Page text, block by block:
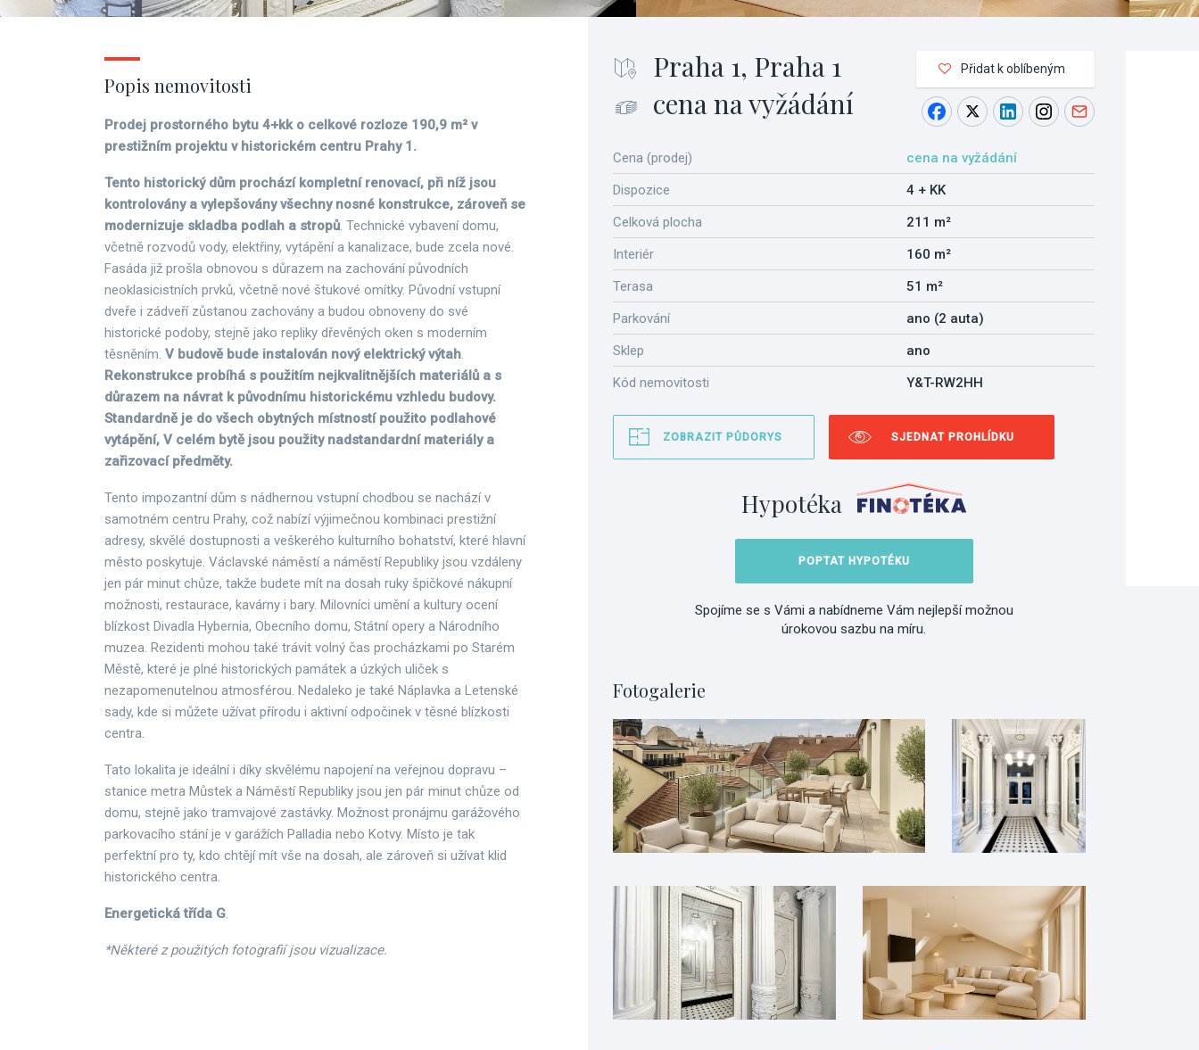
Praha 1, Praha 1
cena na vyžádání
Přidat k oblíbeným
Cena (prodej)
cena na vyžádání
Dispozice
4 + KK
Celková plocha
211 m²
Interiér
160 m²
Terasa
51 m²
Parkování
ano (2 auta)
Sklep
ano
Kód nemovitosti
Y&T-RW2HH
ZOBRAZIT PŮDORYS SJEDNAT PROHLÍDKU
Hypotéka
POPTAT HYPOTÉKU
Spojíme se s Vámi a nabídneme Vám nejlepší možnou
úrokovou sazbu na míru.
Fotogalerie
Popis nemovitosti
Prodej prostorného bytu 4+kk o celkové rozloze 190,9 m² v
prestižním projektu v historickém centru Prahy 1.
Tento historický dům prochází kompletní renovací, při níž jsou
kontrolovány a vylepšovány všechny nosné konstrukce, zároveň se
modernizuje skladba podlah a stropů. Technické vybavení domu,
včetně rozvodů vody, elektřiny, vytápění a kanalizace, bude zcela nové.
Fasáda již prošla obnovou s důrazem na zachování původních
neoklasicistních prvků, včetně nové štukové omítky. Původní vstupní
dveře i zádveří zůstanou zachovány a budou obnoveny do své
historické podoby, stejně jako repliky dřevěných oken s moderním
těsněním. V budově bude instalován nový elektrický výtah.
Rekonstrukce probíhá s použitím nejkvalitnějších materiálů a s
důrazem na návrat k původnímu historickému vzhledu budovy.
Standardně je do všech obytných místností použito podlahové
vytápění, V celém bytě jsou použity nadstandardní materiály a
zařizovací předměty.
Tento impozantní dům s nádhernou vstupní chodbou se nachází v
samotném centru Prahy, což nabízí výjimečnou kombinaci prestižní
adresy, skvělé dostupnosti a veškerého kulturního bohatství, které hlavní
město poskytuje. Václavské náměstí a náměstí Republiky jsou vzdáleny
jen pár minut chůze, takže budete mít na dosah ruky špičkové nákupní
možnosti, restaurace, kavárny i bary. Milovníci umění a kultury ocení
blízkost Divadla Hybernia, Obecního domu, Státní opery a Národního
muzea. Rezidenti mohou také trávit volný čas procházkami po Starém
Městě, které je plné historických památek a úzkých uliček s
nezapomenutelnou atmosférou. Nedaleko je také Náplavka a Letenské
sady, kde si můžete užívat přírodu i aktivní odpočinek v těsné blízkosti
centra.
Tato lokalita je ideální i díky skvělému napojení na veřejnou dopravu –
stanice metra Můstek a Náměstí Republiky jsou jen pár minut chůze od
domu, stejně jako tramvajové zastávky. Možnost pronájmu garážového
parkovacího stání je v garážích Palladia nebo Kotvy. Místo je tak
perfektní pro ty, kdo chtějí mít vše na dosah, ale zároveň si užívat klid
historického centra.
Energetická třída G.
*Některé z použitých fotografií jsou vizualizace.